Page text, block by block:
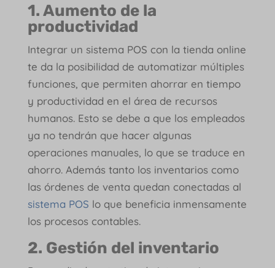
1. Aumento de la
productividad
Integrar un sistema POS con la tienda online
te da la posibilidad de automatizar múltiples
funciones, que permiten ahorrar en tiempo
y productividad en el área de recursos
humanos. Esto se debe a que los empleados
ya no tendrán que hacer algunas
operaciones manuales, lo que se traduce en
ahorro. Además tanto los inventarios como
las órdenes de venta quedan conectadas al
sistema POS lo que beneficia inmensamente
los procesos contables.
2. Gestión del inventario